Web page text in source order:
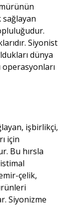
Siyonist
dünya
operasyonları
işbirlikçi,
için
Bu hırsla
çelik,
Siyonizme